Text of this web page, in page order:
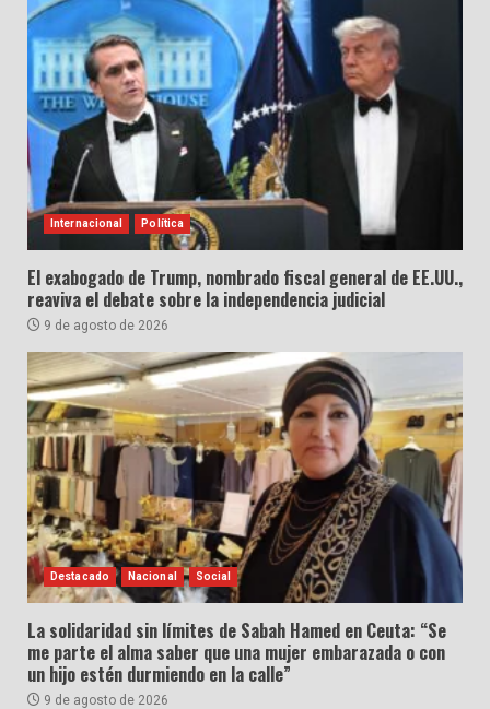
Internacional Política
El exabogado de Trump, nombrado fiscal general de EE.UU.,
reaviva el debate sobre la independencia judicial
9 de agosto de 2026
Destacado Nacional Social
La solidaridad sin límites de Sabah Hamed en Ceuta: “Se
me parte el alma saber que una mujer embarazada o con
un hijo estén durmiendo en la calle”
9 de agosto de 2026